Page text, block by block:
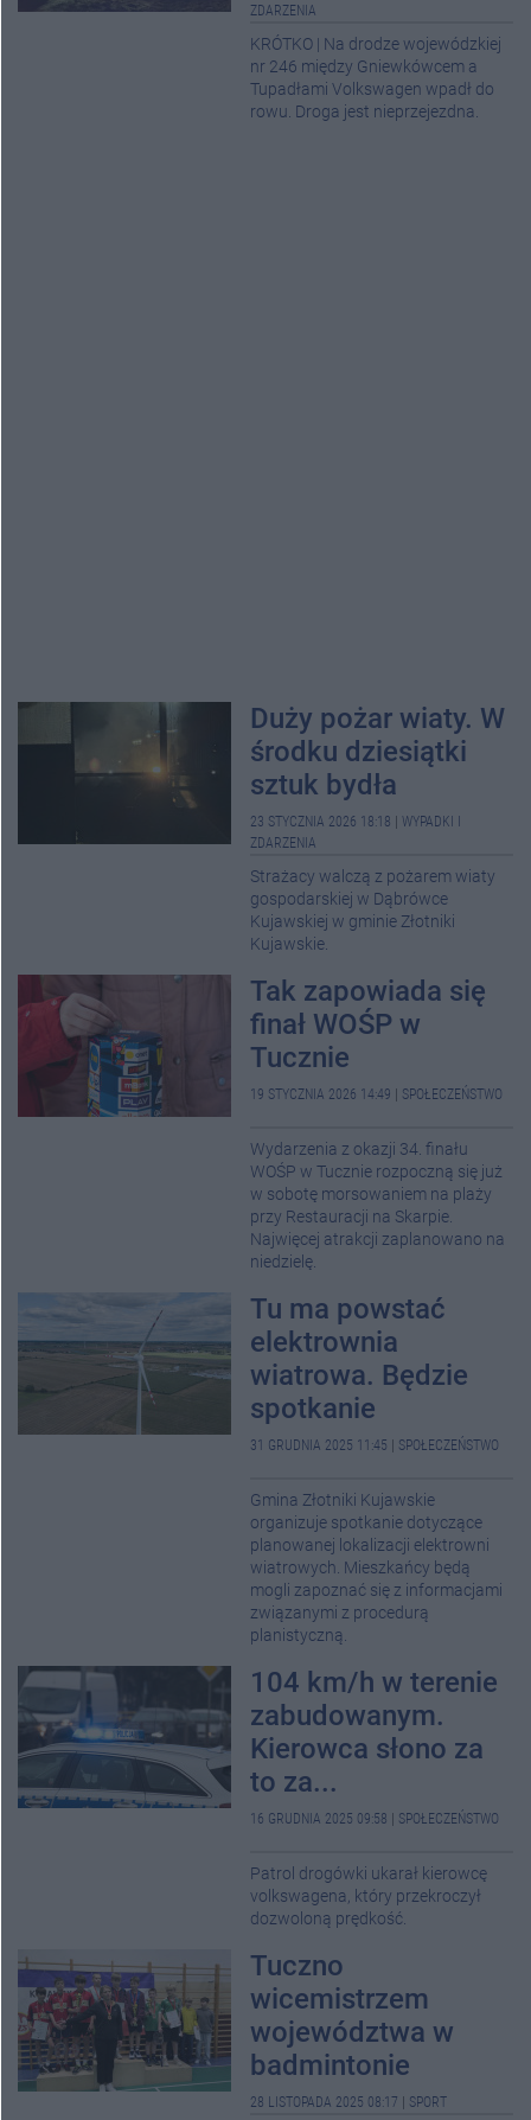
ZDARZENIA
KRÓTKO | Na drodze wojewódzkiej
nr 246 między Gniewkówcem a
Tupadłami Volkswagen wpadł do
rowu. Droga jest nieprzejezdna.
Duży pożar wiaty. W
środku dziesiątki
sztuk bydła
23 STYCZNIA 2026 18:18 | WYPADKI I
ZDARZENIA
Strażacy walczą z pożarem wiaty
gospodarskiej w Dąbrówce
Kujawskiej w gminie Złotniki
Kujawskie.
Tak zapowiada się
finał WOŚP w
Tucznie
19 STYCZNIA 2026 14:49 | SPOŁECZEŃSTWO
Wydarzenia z okazji 34. finału
WOŚP w Tucznie rozpoczną się już
w sobotę morsowaniem na plaży
przy Restauracji na Skarpie.
Najwięcej atrakcji zaplanowano na
niedzielę.
Tu ma powstać
elektrownia
wiatrowa. Będzie
spotkanie
31 GRUDNIA 2025 11:45 | SPOŁECZEŃSTWO
Gmina Złotniki Kujawskie
organizuje spotkanie dotyczące
planowanej lokalizacji elektrowni
wiatrowych. Mieszkańcy będą
mogli zapoznać się z informacjami
związanymi z procedurą
planistyczną.
104 km/h w terenie
zabudowanym.
Kierowca słono za
to za...
16 GRUDNIA 2025 09:58 | SPOŁECZEŃSTWO
Patrol drogówki ukarał kierowcę
volkswagena, który przekroczył
dozwoloną prędkość.
Tuczno
wicemistrzem
województwa w
badmintonie
28 LISTOPADA 2025 08:17 | SPORT